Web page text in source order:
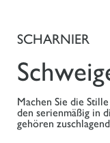
SCHARNIER
Machen Sie die
den serienmäßig in
gehören